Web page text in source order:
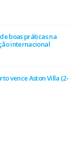
boas práticas na
internacional
vence Aston Villa (2-